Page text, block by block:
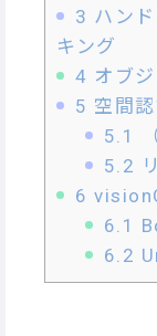
3 ハン
キング
4 オブ
5 空間
5.1
5.2
6
6.1
6.2